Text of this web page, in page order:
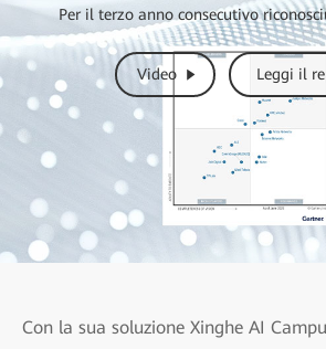
Per il terzo anno consecutivo
Video Leggi il
Con la sua soluzione Xinghe AI